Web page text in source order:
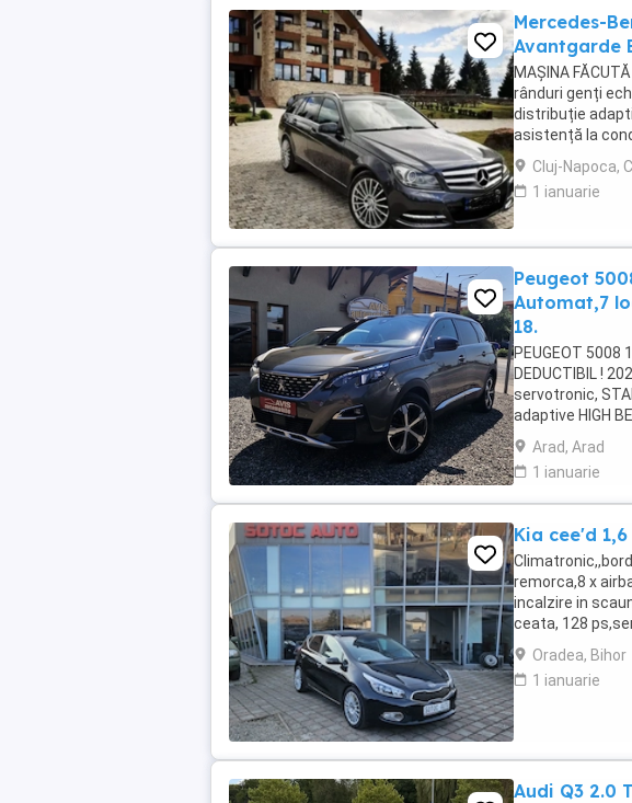
Mercedes-
Avantgarde
MAȘINA
rânduri genți
distribuție
asistență la
covorașe din
Cluj-Napoca,
1 ianuarie
Peugeot
Automat,7
18.
PEUGEOT 5008
DEDUCTIBIL !
servotronic,
adaptive HIGH
sport-normal),
Arad, Arad
1 ianuarie
Kia cee'd
remorca,8 x
incalzire in
ceata, 128
înălțime,
Oradea, Bihor
1 ianuarie
Audi Q3 2.0